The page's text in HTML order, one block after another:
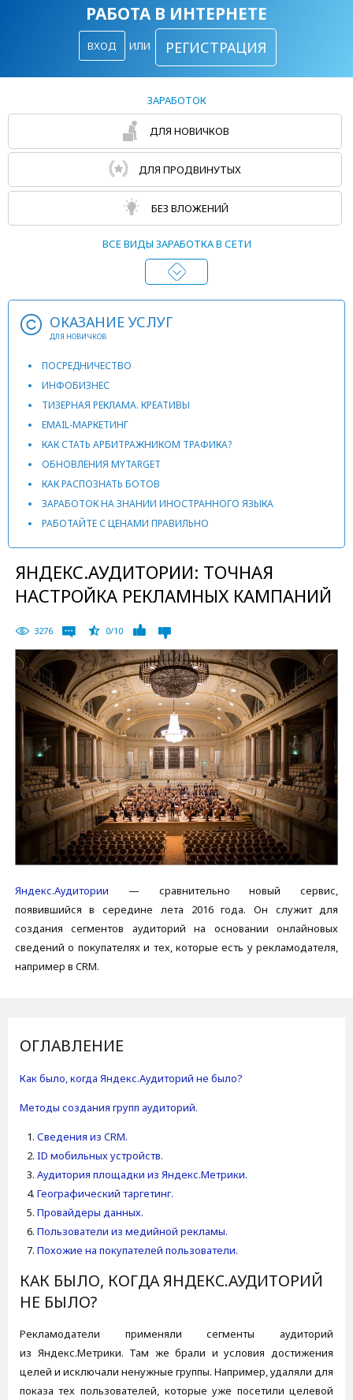
РАБОТА В ИНТЕРНЕТЕ
ВХОД ИЛИ РЕГИСТРАЦИЯ
ЗАРАБОТОК
ДЛЯ НОВИЧКОВ
ДЛЯ ПРОДВИНУТЫХ
БЕЗ ВЛОЖЕНИЙ
ВСЕ ВИДЫ ЗАРАБОТКА В СЕТИ
ОКАЗАНИЕ УСЛУГ
ДЛЯ НОВИЧКОВ
ПОСРЕДНИЧЕСТВО
ИНФОБИЗНЕС
ТИЗЕРНАЯ РЕКЛАМА. КРЕАТИВЫ
EMAIL-МАРКЕТИНГ
КАК СТАТЬ АРБИТРАЖНИКОМ ТРАФИКА?
ОБНОВЛЕНИЯ MYTARGET
КАК РАСПОЗНАТЬ БОТОВ
ЗАРАБОТОК НА ЗНАНИИ ИНОСТРАННОГО ЯЗЫКА
РАБОТАЙТЕ С ЦЕНАМИ ПРАВИЛЬНО
ЯНДЕКС.АУДИТОРИИ: ТОЧНАЯ
НАСТРОЙКА РЕКЛАМНЫХ КАМПАНИЙ
3276 0/10
Яндекс.Аудитории — сравнительно новый сервис,
появившийся в середине лета 2016 года. Он служит для
создания сегментов аудиторий на основании онлайновых
сведений о покупателях и тех, которые есть у рекламодателя,
например в CRM.
ОГЛАВЛЕНИЕ
Как было, когда Яндекс.Аудиторий не было?
Методы создания групп аудиторий.
Сведения из CRM.
ID мобильных устройств.
Аудитория площадки из Яндекс.Метрики.
Географический таргетинг.
Провайдеры данных.
Пользователи из медийной рекламы.
Похожие на покупателей пользователи.
КАК БЫЛО, КОГДА ЯНДЕКС.АУДИТОРИЙ
НЕ БЫЛО?
Рекламодатели применяли сегменты аудиторий
из Яндекс.Метрики. Там же брали и условия достижения
целей и исключали ненужные группы. Например, удаляли для
показа тех пользователей, которые уже посетили целевой